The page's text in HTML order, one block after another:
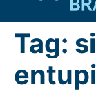
Tag: